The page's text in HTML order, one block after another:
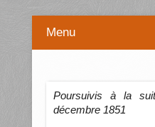
Menu
Poursuivis à la
décembre 1851